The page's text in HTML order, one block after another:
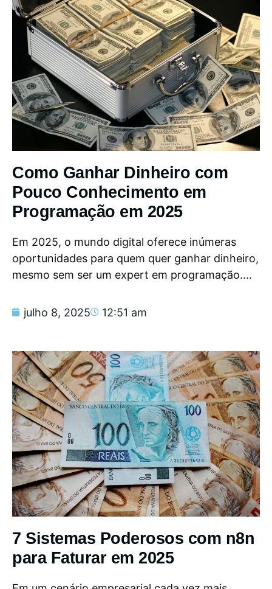
Como Ganhar Dinheiro com
Pouco Conhecimento em
Programação em 2025
Em 2025, o mundo digital oferece inúmeras
oportunidades para quem quer ganhar dinheiro,
mesmo sem ser um expert em programação....
julho 8, 2025 12:51 am
7 Sistemas Poderosos com n8n
para Faturar em 2025